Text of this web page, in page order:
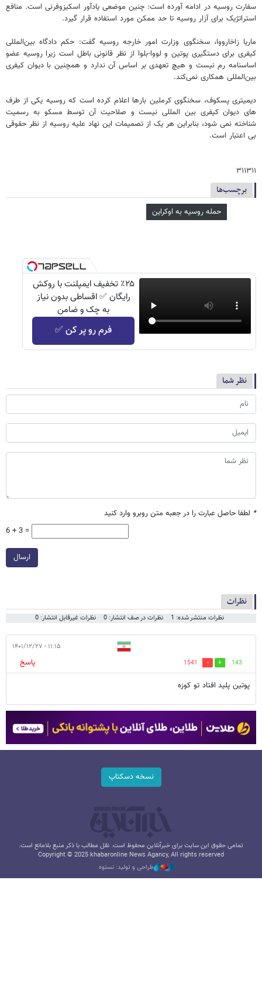
سفارت روسیه در ادامه آورده است: چنین موضعی یادآور اسکیزوفرنی است. منافع
استراتژیک برای آزار روسیه تا حد ممکن مورد استفاده قرار گیرد.
ماریا زاخارووا، سخنگوی وزارت امور خارجه روسیه گفت: حکم دادگاه بین‌المللی
کیفری برای دستگیری پوتین و لووا-بلوا از نظر قانونی باطل است زیرا روسیه عضو
اساسنامه رم نیست و هیچ تعهدی بر اساس آن ندارد و همچنین با دیوان کیفری
بین‌المللی همکاری نمی‌کند.
دیمیتری پسکوف، سخنگوی کرملین بارها اعلام کرده است که روسیه یکی از طرف
های دیوان کیفری بین المللی نیست و صلاحیت آن توسط مسکو به رسمیت
شناخته نمی شود، بنابراین هر یک از تصمیمات این نهاد علیه روسیه از نظر حقوقی
بی اعتبار است.
۳۱۱۳۱۱
برچسب‌ها
حمله روسیه به اوکراین
٪۲۵ تخفیف ایمپلنت با روکش
رایگان ✅ اقساطی بدون نیاز
به چک و ضامن
فرم رو پر کن ✅
نظر شما
* لطفا حاصل عبارت را در جعبه متن روبرو وارد کنید
6 + 3 =
ارسال
نظرات
نظرات منتشر شده: 1 نظرات در صف انتشار: 0 نظرات غیرقابل انتشار: 0
۱۱:۱۵ - ۱۴۰۱/۱۲/۲۷
143
1541
پاسخ
پوتین پلید افتاد تو کوزه
نسخه دسکتاپ
تمامی حقوق این سایت برای خبرآنلاین محفوظ است. نقل مطالب با ذکر منبع بلامانع است.
Copyright © 2025 khabaronline News Agancy, All rights reserved
طراحی و تولید: نستوه